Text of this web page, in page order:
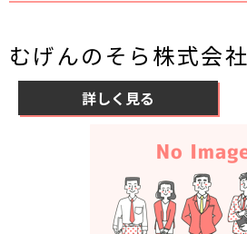
むげんのそら株式会社
詳しく見る